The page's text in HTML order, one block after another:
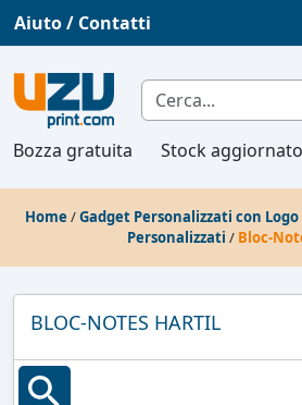
Aiuto / Contatti
Bozza gratuita Stock aggiornato
Home /Gadget Personalizzati con Logo
Personalizzati / Bloc-
BLOC-NOTES HARTIL